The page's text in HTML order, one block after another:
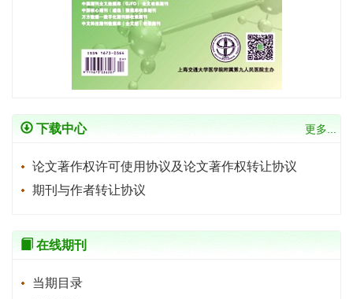
下载中心 更多...
论文著作权许可使用协议及论文著作权转让协议
期刊与作者转让协议
在线期刊
当期目录